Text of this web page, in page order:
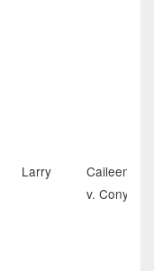
Larry
Caileen
v. Cony